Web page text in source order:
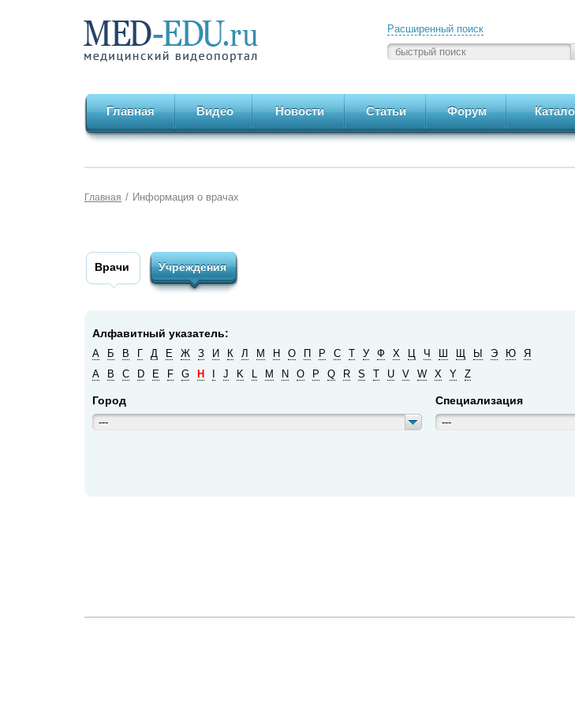
Расширенный поиск
Главная Видео Новости Статьи Форум
Главная / Информация о врачах
Врачи Учреждения
Алфавитный указатель:
А Б В Г Д Е Ж З И К Л М Н О П Р С Т У Ф Х Ц Ч Ш Щ Ы Э Ю
Я
A
B C D E F G H J K L M N O P Q R S T U V W X Y Z
Город
---
Специализация
---